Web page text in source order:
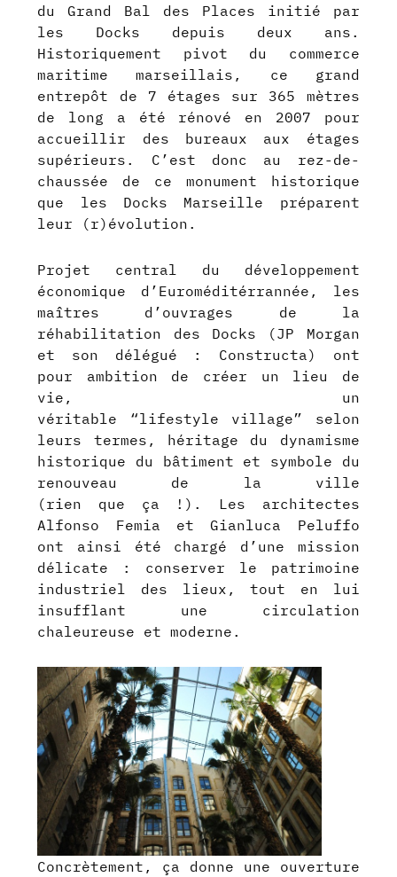
du Grand Bal des Places initié par
les Docks depuis deux ans.
Historiquement pivot du commerce
maritime marseillais, ce grand
entrepôt de 7 étages sur 365 mètres
de long a été rénové en 2007 pour
accueillir des bureaux aux étages
supérieurs. C’est donc au rez-de-
chaussée de ce monument historique
que les Docks Marseille préparent
leur (r)évolution.
Projet central du développement
économique d’Euroméditérrannée, les
maîtres d’ouvrages de la
réhabilitation des Docks (JP Morgan
et son délégué : Constructa) ont
pour ambition de créer un lieu de
vie, un
véritable “lifestyle village” selon
leurs termes, héritage du dynamisme
historique du bâtiment et symbole du
renouveau de la ville
(rien que ça !). Les architectes
Alfonso Femia et Gianluca Peluffo
ont ainsi été chargé d’une mission
délicate : conserver le patrimoine
industriel des lieux, tout en lui
insufflant une circulation
chaleureuse et moderne.
Concrètement, ça donne une ouverture